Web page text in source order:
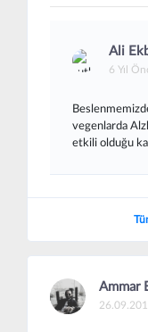
Ali
6 Yıl
vegenlarda
etkili olduğu
Ammar